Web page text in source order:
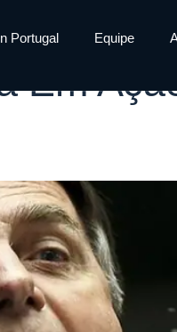
Portugal Equipe
Em